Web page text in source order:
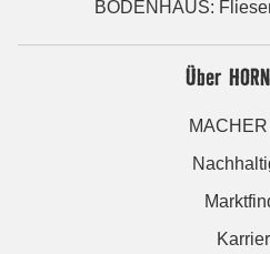
BODENHAUS:
Über